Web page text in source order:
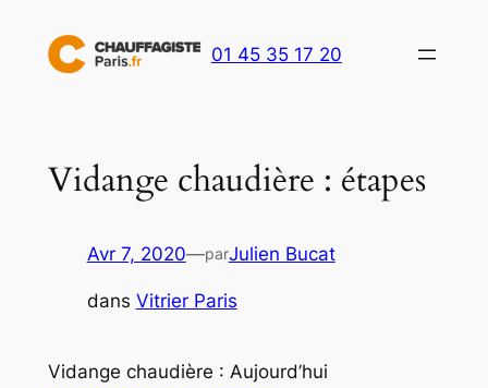
contenu
01 45 35 17 20
Vidange chaudière : étapes
Avr 7, 2020—parJulien Bucat
dans Vitrier Paris
Vidange chaudière : Aujourd’hui